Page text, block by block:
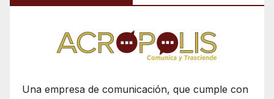
Una empresa de comunicación, que cumple con